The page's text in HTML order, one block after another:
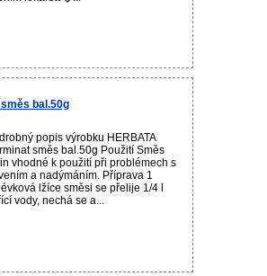
bal.50g
popis výrobku HERBATA
směs bal.50g Použití Směs
vhodné k použití při problémech s
a nadýmáním. Příprava 1
lžíce směsi se přelije 1/4 l
vody, nechá se a...